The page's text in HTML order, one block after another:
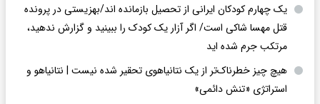
یک چهارم کودکان ایرانی از تحصیل بازمانده اند/بهزیستی در پرونده
قتل مهسا شاکی است/ اگر آزار یک کودک را ببینید و گزارش ندهید،
مرتکب جرم شده اید
هیچ چیز خطرناک‌تر از یک نتانیاهوی تحقیر شده نیست | نتانیاهو و
استراتژی «تنش دائمی»